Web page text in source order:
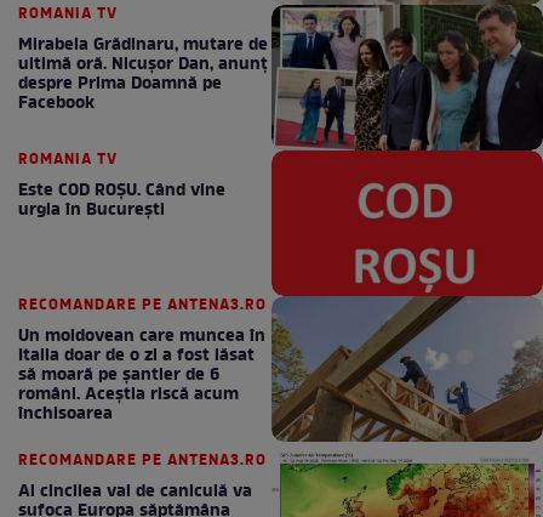
ROMANIA TV
Mirabela Grădinaru, mutare de
ultimă oră. Nicuşor Dan, anunţ
despre Prima Doamnă pe
Facebook
ROMANIA TV
Este COD ROŞU. Când vine
urgia în Bucureşti
RECOMANDARE PE ANTENA3.RO
Un moldovean care muncea în
Italia doar de o zi a fost lăsat
să moară pe şantier de 6
români. Aceștia riscă acum
închisoarea
RECOMANDARE PE ANTENA3.RO
Al cincilea val de caniculă va